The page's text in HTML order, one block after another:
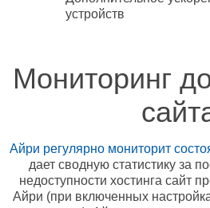
устройств
Мониторинг
Айри регулярно мониторит
дает сводную статистику за
недоступности хостинга сайт
Айри (при включенных